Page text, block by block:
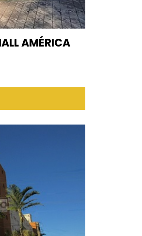
AMÉRICA